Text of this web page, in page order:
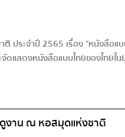
ระจำปี 2565 เรื่อง "หนังสือ
ดแสดงหนังสือแบบไทยของไ
งาน ณ หอสมุดแห่งชาติ